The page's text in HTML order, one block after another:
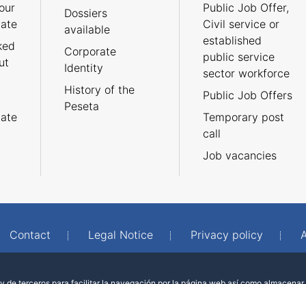
Dossiers
available
Corporate
Identity
History of the
Peseta
Public Job Offer,
Civil service or
established
public service
sector workforce
Public Job Offers
Temporary post
call
Job vacancies
Contact Legal Notice Privacy policy